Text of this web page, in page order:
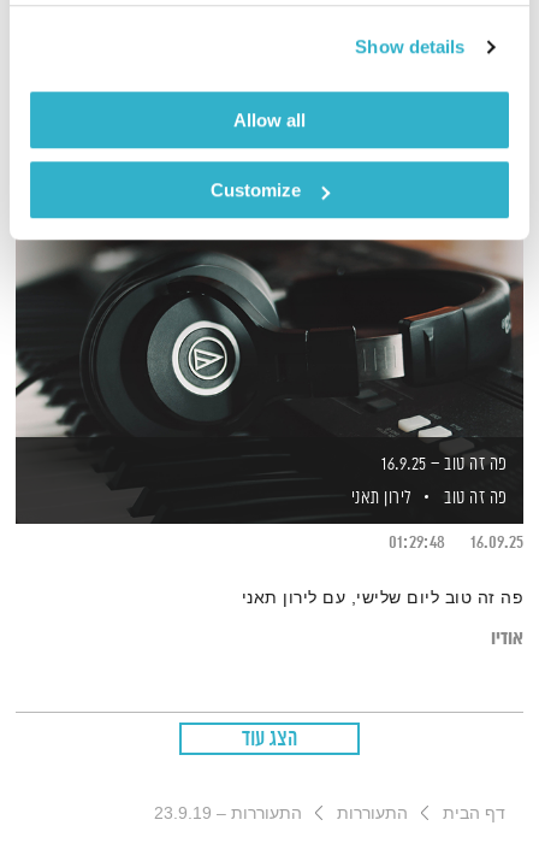
Show details
Allow all
Customize
אודיו
פה זה טוב – 16.9.25
פה זה טוב
לירון תאני
16.09.25
01:29:48
פה זה טוב ליום שלישי, עם לירון תאני
אודיו
הצג עוד
דף הבית התעוררות התעוררות – 23.9.19